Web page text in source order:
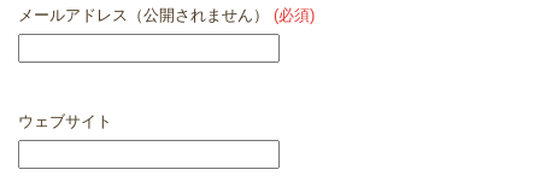
メールアドレス（公開されません） (必須)
ウェブサイト